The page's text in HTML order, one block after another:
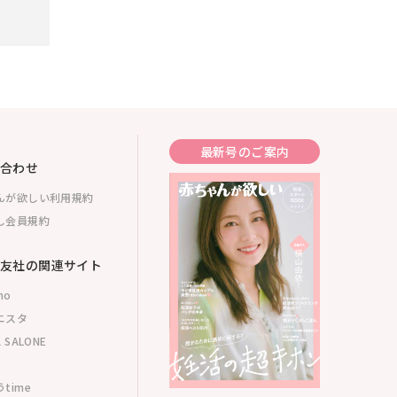
わせ
が欲しい利用規約
会員規約
社の関連サイト
スタ
time
最新号のご案内